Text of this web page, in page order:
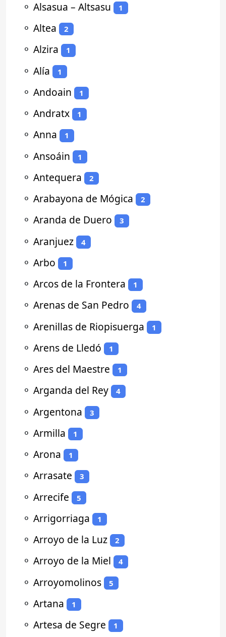
⚬ Alsasua – Altsasu 1
⚬ Altea 2
⚬ Alzira 1
⚬ Alía 1
⚬ Andoain 1
⚬ Andratx 1
⚬ Anna 1
⚬ Ansoáin 1
⚬ Antequera 2
⚬ Arabayona de Mógica 2
⚬ Aranda de Duero 3
⚬ Aranjuez 4
⚬ Arbo 1
⚬ Arcos de la Frontera 1
⚬ Arenas de San Pedro 4
⚬ Arenillas de Riopisuerga 1
⚬ Arens de Lledó 1
⚬ Ares del Maestre 1
⚬ Arganda del Rey 4
⚬ Argentona 3
⚬ Armilla 1
⚬ Arona 1
⚬ Arrasate 3
⚬ Arrecife 5
⚬ Arrigorriaga 1
⚬ Arroyo de la Luz 2
⚬ Arroyo de la Miel 4
⚬ Arroyomolinos 5
⚬ Artana 1
⚬ Artesa de Segre 1